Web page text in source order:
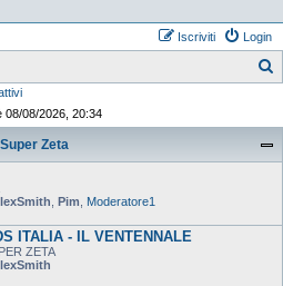
Login
Iscriviti
08/08/2026, 20:34
Super Zeta
Pim
Moderatore1
ITALIA - IL VENTENNALE
ZETA